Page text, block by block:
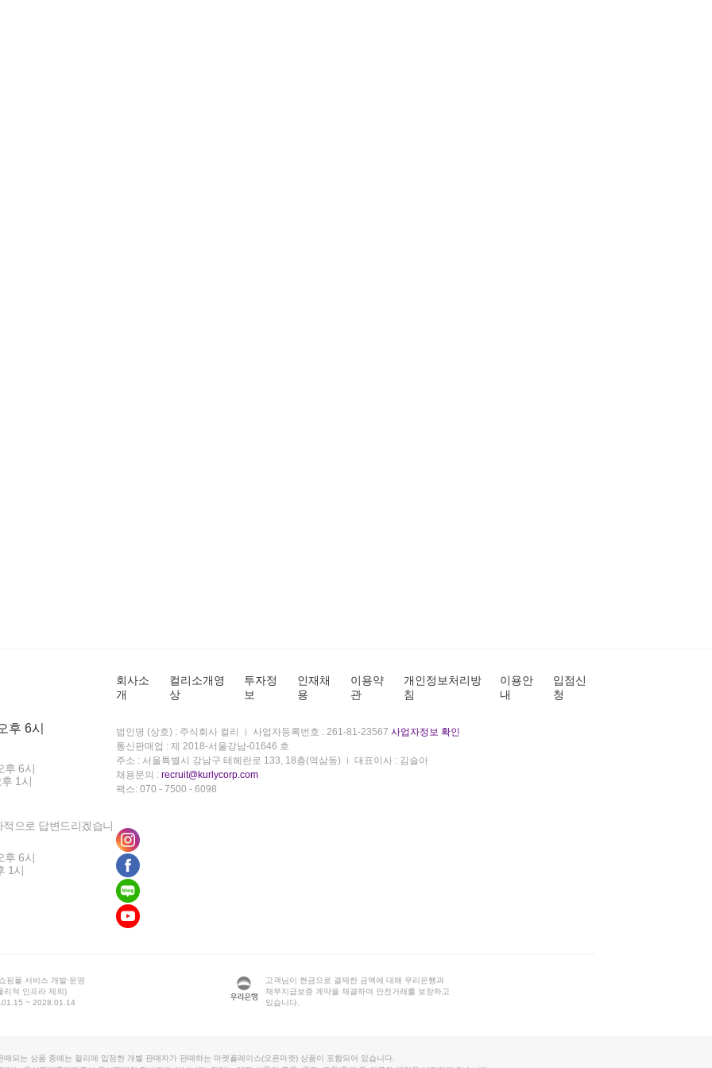
후 6시
후 6시
1시
으로 답변드리겠습니
후 6시
1시
회사소
개
컬리소개영
상
투자정
보
인재채
용
이용약
관
개인정보처리방
침
이용안
내
입점신
청
법인명 (상호) : 주식회사 컬리 사업자등록번호 : 261-81-23567 사업자정보 확인
통신판매업 : 제 2018-서울강남-01646 호
주소 : 서울특별시 강남구 테헤란로 133, 18층(역삼동)
대표이사 : 김슬아
채용문의 : recruit@kurlycorp.com
팩스: 070 - 7500 - 6098
핑몰 서비스 개발·운영
리적 인프라 제외)
~ 2028.01.14
고객님이 현금으로 결제한 금액에 대해 우리은행과
채무지급보증 계약을 체결하여 안전거래를 보장하고
있습니다.
매되는 상품 중에는 컬리에 입점한 개별 판매자가 판매하는 마켓플레이스(오픈마켓) 상품이 포함되어 있습니다.